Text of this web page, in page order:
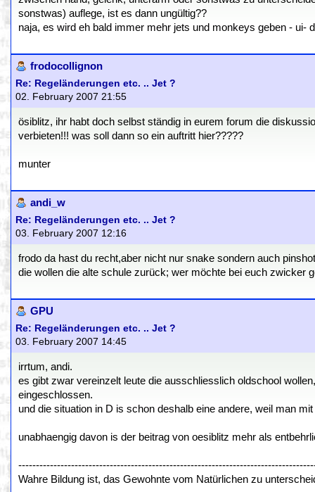
sonstwas) auflege, ist es dann ungültig??
naja, es wird eh bald immer mehr jets und monkeys geben - ui-
frodocollignon
Re: Regeländerungen etc. .. Jet ?
02. February 2007 21:55
ösiblitz, ihr habt doch selbst ständig in eurem forum die
verbieten!!! was soll dann so ein auftritt hier?????
munter
andi_w
Re: Regeländerungen etc. .. Jet ?
03. February 2007 12:16
frodo da hast du recht,aber nicht nur snake sondern auch
die wollen die alte schule zurück; wer möchte bei euch zwicker
GPU
Re: Regeländerungen etc. .. Jet ?
03. February 2007 14:45
irrtum, andi.
es gibt zwar vereinzelt leute die ausschliesslich oldschool
eingeschlossen.
und die situation in D is schon deshalb eine andere, weil man
unabhaengig davon is der beitrag von oesiblitz mehr als
Wahre Bildung ist, das Gewohnte vom Natürlichen zu